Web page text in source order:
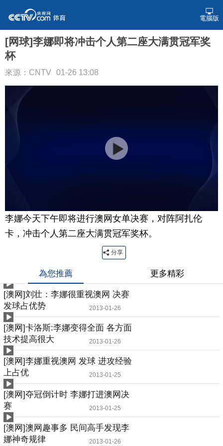
電腦版
[网球]李娜即将冲击个人第二座大满贯冠军奖
杯
來源：CNTV 01-26 13:08
李娜今天下午即将进行澳网女单决赛，对阵阿扎伦
卡，冲击个人第二座大满贯冠军奖杯。
分享
為您推薦 更多精彩
[澳网]刘壮：李娜很重视澳网 决赛
发球占优势
2013-01-26
[澳网]卡洛斯:李娜变得全面 各方面
技术提高很大
2013-01-26
[澳网]李娜重视澳网 发球 进攻经验
上占优
2013-01-25
[澳网]夺冠倒计时 李娜打进澳网决
赛
2013-01-25
[澳网]澳网趣事多 民间高手发现李
娜神奇规律
2013-01-26